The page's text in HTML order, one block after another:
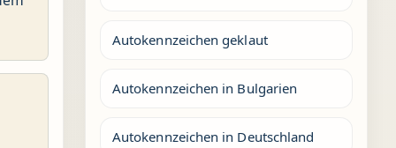
Autokennzeichen geklaut
Autokennzeichen in Bulgarien
Autokennzeichen in Deutschland